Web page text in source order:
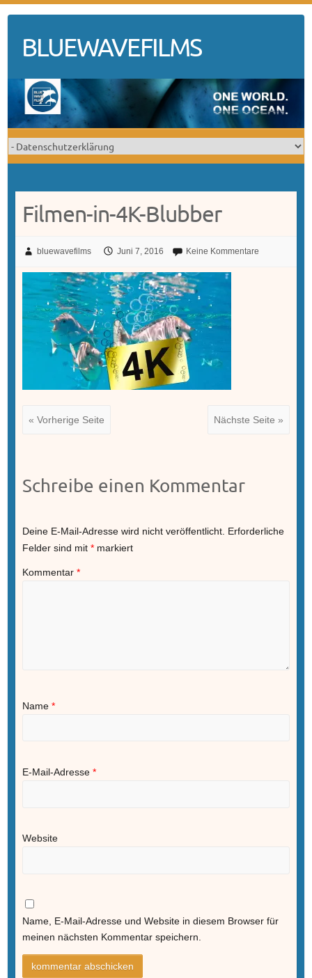
contentBLUEWAVEFILMS
Filmen-in-4K-Blubber
bluewavefilms Juni 7, 2016 Keine Kommentare
« Vorherige Seite Nächste Seite »
Schreibe einen Kommentar
Deine E-Mail-Adresse wird nicht veröffentlicht. Erforderliche
Felder sind mit *markiert
Kommentar *
Name *
E-Mail-Adresse *
Website
Name, E-Mail-Adresse und Website in diesem Browser für
meinen nächsten Kommentar speichern.